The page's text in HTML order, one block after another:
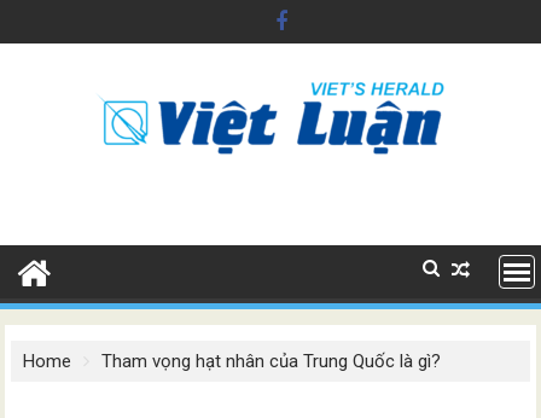
to
Home Tham vọng hạt nhân của Trung Quốc là gì?